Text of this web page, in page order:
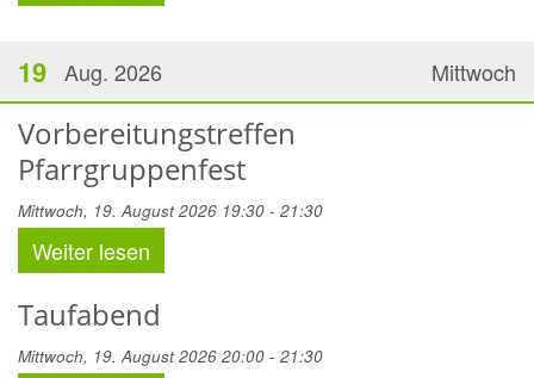
Mittwoch
19 Aug. 2026
Vorbereitungstreffen
Pfarrgruppenfest
Mittwoch, 19. August 2026 19:30 - 21:30
Weiter lesen
Taufabend
Mittwoch, 19. August 2026 20:00 - 21:30